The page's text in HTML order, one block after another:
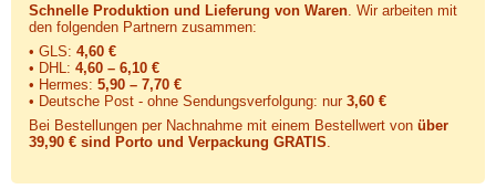
Schnelle Produktion und Lieferung von Waren . Wir arbeiten mit
den folgenden Partnern zusammen:
• GLS: 4,60 €
• DHL: 4,60 – 6,10 €
• Hermes: 5,90 – 7,70 €
• Deutsche Post - ohne Sendungsverfolgung: nur 3,60 €
Bei Bestellungen per Nachnahme mit einem Bestellwert von über
39,90 € sind Porto und Verpackung GRATIS